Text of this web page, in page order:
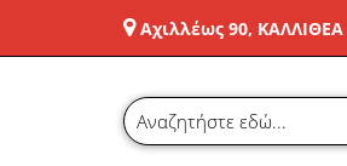
Αχιλλέως 90,